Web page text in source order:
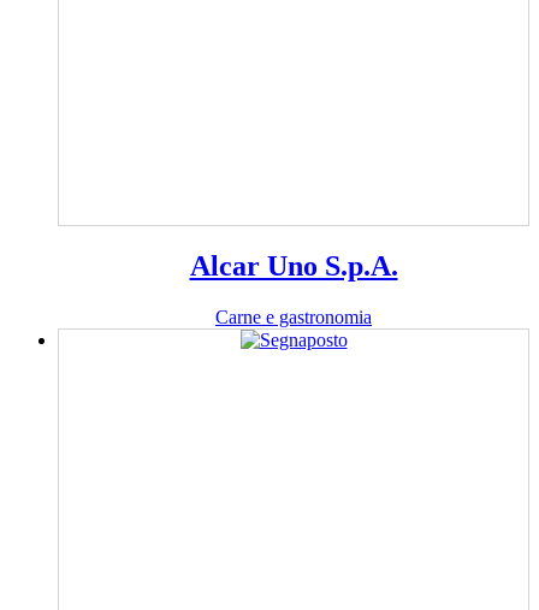
Alcar Uno S.p.A.
Carne e gastronomia